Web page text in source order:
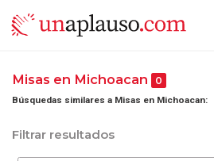
Misas en Michoacan 0
Búsquedas similares a Misas en Michoacan:
Filtrar resultados